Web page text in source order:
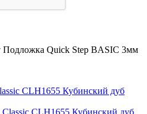
Подложка Quick Step BASIC 3мм
CLH1655 Кубинский дуб